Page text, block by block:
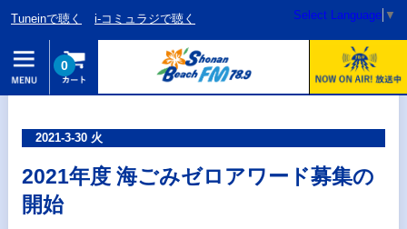
Tuneinで聴く i-コミュラジで聴く Select Language ▼
0
2021-3-30 火
2021年度 海ごみゼロアワード募集の
開始